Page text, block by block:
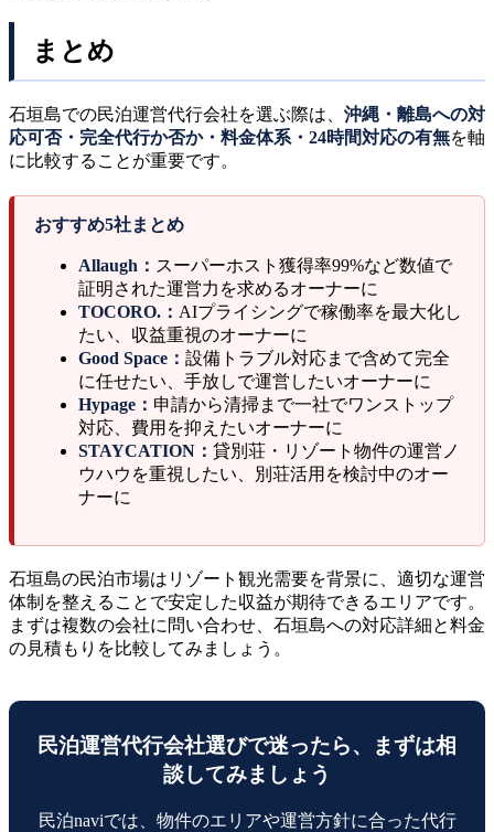
まとめ
石垣島での民泊運営代行会社を選ぶ際は、 沖縄・離島への対
応可否・完全代行か否か・料金体系・24時間対応の有無を軸
に比較することが重要です。
おすすめ5社まとめ
Allaugh： スーパーホスト獲得率99%など数値で
証明された運営力を求めるオーナーに
TOCORO.： AIプライシングで稼働率を最大化し
たい、収益重視のオーナーに
Good Space： 設備トラブル対応まで含めて完全
に任せたい、手放しで運営したいオーナーに
Hypage： 申請から清掃まで一社でワンストップ
対応、費用を抑えたいオーナーに
STAYCATION： 貸別荘・リゾート物件の運営ノ
ウハウを重視したい、別荘活用を検討中のオー
ナーに
石垣島の民泊市場はリゾート観光需要を背景に、適切な運営
体制を整えることで安定した収益が期待できるエリアです。
まずは複数の会社に問い合わせ、石垣島への対応詳細と料金
の見積もりを比較してみましょう。
民泊運営代行会社選びで迷ったら、まずは相
談してみましょう
民泊naviでは、物件のエリアや運営方針に合った代行